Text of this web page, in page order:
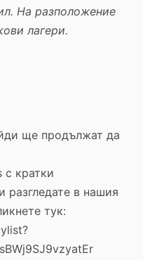
На разположение
лагери.
ще продължат да
с кратки
разгледате в нашия
тук: